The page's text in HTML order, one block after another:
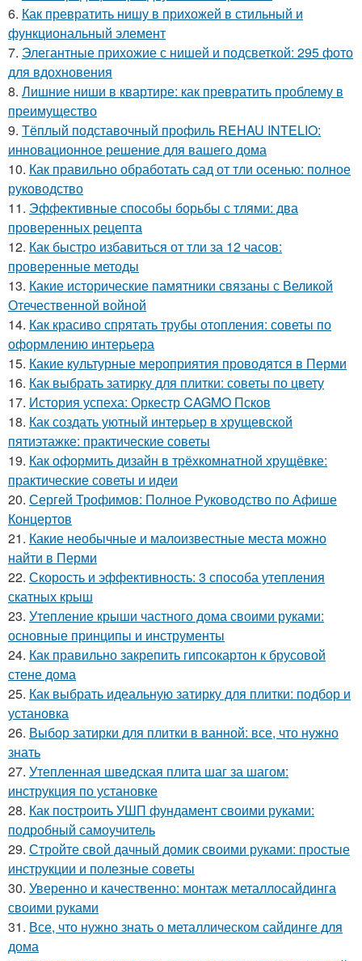
6. Как превратить нишу в прихожей в стильный и
функциональный элемент
7. Элегантные прихожие с нишей и подсветкой: 295 фото
для вдохновения
8. Лишние ниши в квартире: как превратить проблему в
преимущество
9. Тёплый подставочный профиль REHAU INTELIO:
инновационное решение для вашего дома
10. Как правильно обработать сад от тли осенью: полное
руководство
11. Эффективные способы борьбы с тлями: два
проверенных рецепта
12. Как быстро избавиться от тли за 12 часов:
проверенные методы
13. Какие исторические памятники связаны с Великой
Отечественной войной
14. Как красиво спрятать трубы отопления: советы по
оформлению интерьера
15. Какие культурные мероприятия проводятся в Перми
16. Как выбрать затирку для плитки: советы по цвету
17. История успеха: Оркестр CAGMO Псков
18. Как создать уютный интерьер в хрущевской
пятиэтажке: практические советы
19. Как оформить дизайн в трёхкомнатной хрущёвке:
практические советы и идеи
20. Сергей Трофимов: Полное Руководство по Афише
Концертов
21. Какие необычные и малоизвестные места можно
найти в Перми
22. Скорость и эффективность: 3 способа утепления
скатных крыш
23. Утепление крыши частного дома своими руками:
основные принципы и инструменты
24. Как правильно закрепить гипсокартон к брусовой
стене дома
25. Как выбрать идеальную затирку для плитки: подбор и
установка
26. Выбор затирки для плитки в ванной: все, что нужно
знать
27. Утепленная шведская плита шаг за шагом:
инструкция по установке
28. Как построить УШП фундамент своими руками:
подробный самоучитель
29. Стройте свой дачный домик своими руками: простые
инструкции и полезные советы
30. Уверенно и качественно: монтаж металлосайдинга
своими руками
31. Все, что нужно знать о металлическом сайдинге для
дома